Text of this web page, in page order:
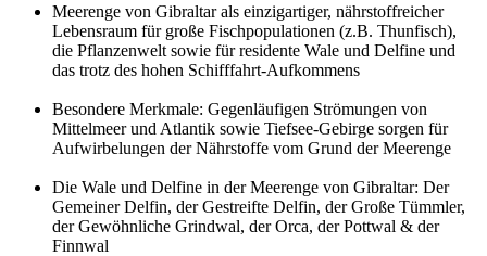
Meerenge von Gibraltar als einzigartiger, nährstoffreicher
Lebensraum für große Fischpopulationen (z.B. Thunfisch),
die Pflanzenwelt sowie für residente Wale und Delfine und
das trotz des hohen Schifffahrt-Aufkommens
Besondere Merkmale: Gegenläufigen Strömungen von
Mittelmeer und Atlantik sowie Tiefsee-Gebirge sorgen für
Aufwirbelungen der Nährstoffe vom Grund der Meerenge
Die Wale und Delfine in der Meerenge von Gibraltar: Der
Gemeiner Delfin, der Gestreifte Delfin, der Große Tümmler,
der Gewöhnliche Grindwal, der Orca, der Pottwal & der
Finnwal